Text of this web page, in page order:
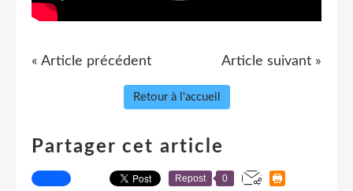
« Article précédent Article suivant »
Retour à l'accueil
Partager cet article
Repost 0